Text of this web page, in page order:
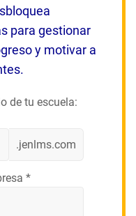
para gestionar
y motivar a
de tu escuela:
.jenlms.com
*